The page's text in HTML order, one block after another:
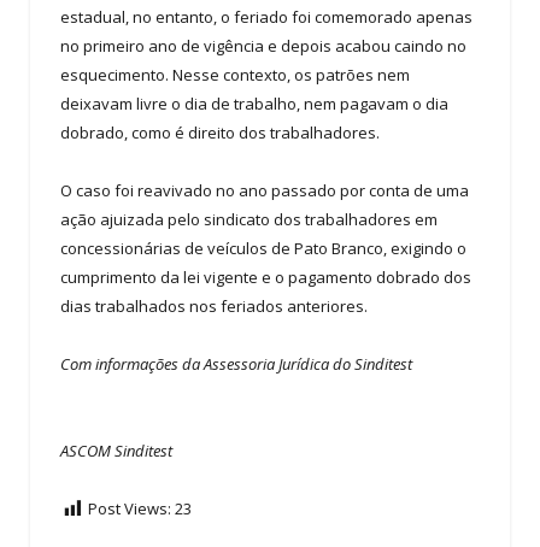
estadual, no entanto, o feriado foi comemorado apenas
no primeiro ano de vigência e depois acabou caindo no
esquecimento. Nesse contexto, os patrões nem
deixavam livre o dia de trabalho, nem pagavam o dia
dobrado, como é direito dos trabalhadores.
O caso foi reavivado no ano passado por conta de uma
ação ajuizada pelo sindicato dos trabalhadores em
concessionárias de veículos de Pato Branco, exigindo o
cumprimento da lei vigente e o pagamento dobrado dos
dias trabalhados nos feriados anteriores.
Com informações da Assessoria Jurídica do Sinditest
ASCOM Sinditest
Post Views: 23